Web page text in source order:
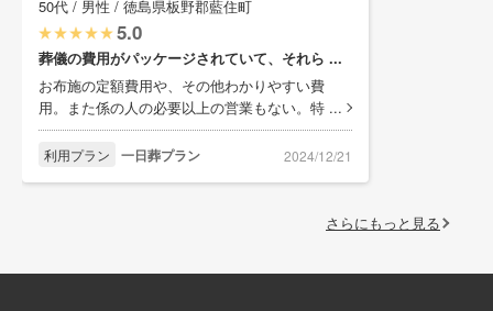
50代 / 男性 / 徳島県板野郡藍住町
5.0
葬儀の費用がパッケージされていて、それら ...
お布施の定額費用や、その他わかりやすい費
用。また係の人の必要以上の営業もない。特 ...
利用プラン 一日葬プラン 2024/12/21
さらにもっと見る